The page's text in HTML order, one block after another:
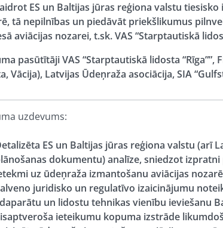
ES un Baltijas jūras reģiona valstu
tā nepilnības un piedāvāt priekšlikumus
aviācijas nozarei, t.sk. VAS “Starptautiskā
pasūtītāji VAS “Starptautiskā lidosta
Vācija), Latvijas Ūdeņraža asociācija, SIA
uzdevums:
ES un Baltijas jūras reģiona valstu (arī
dokumentu) analīze, sniedzot
uz ūdeņraža izmantošanu aviācijas
juridisko un regulatīvo izaicinājumu
un lidostu tehnikas vienību ieviešanu
ieteikumu kopuma izstrāde